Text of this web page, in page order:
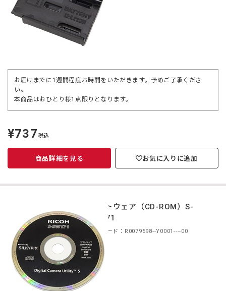
お届けまでに1週間程度お時間をいただきます。予めご了承くださ
い。
本商品はおひとり様1点限りとなります。
定
価
¥737税込
商品詳細を見る お気に入りに追加
ソフトウェア（CD-ROM）S-
SW171
商品コード：R0079598--Y0001----00